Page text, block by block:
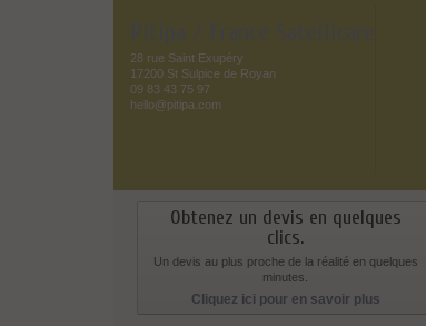
Pitipa / France Satellicare
28 rue Saint Exupéry
17200 St Sulpice de Royan
09 83 43 75 97
hello@pitipa.com
Obtenez un devis en quelques
clics.
Un devis au plus proche de la réalité en quelques
minutes.
Cliquez ici pour en savoir plus